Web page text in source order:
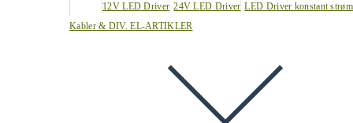
12V LED Driver 24V LED Driver LED Driver konstant strøm
Kabler & DIV. EL-ARTIKLER